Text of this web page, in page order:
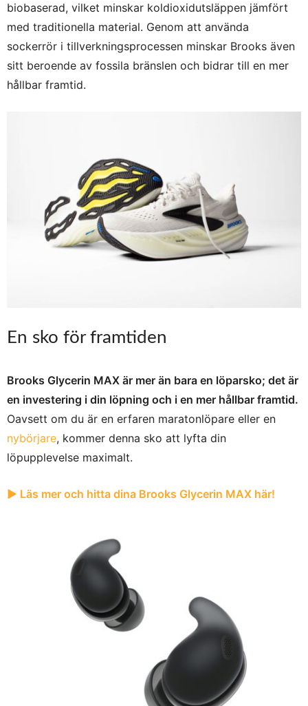
biobaserad, vilket minskar koldioxidutsläppen jämfört
med traditionella material. Genom att använda
sockerrör i tillverkningsprocessen minskar Brooks även
sitt beroende av fossila bränslen och bidrar till en mer
hållbar framtid.
En sko för framtiden
Brooks Glycerin MAX är mer än bara en löparsko; det är
en investering i din löpning och i en mer hållbar framtid.
Oavsett om du är en erfaren maratonlöpare eller en
nybörjare, kommer denna sko att lyfta din
löpupplevelse maximalt.
► Läs mer och hitta dina Brooks Glycerin MAX här!